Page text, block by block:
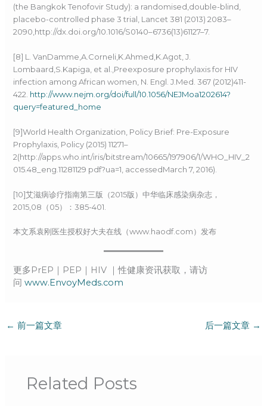
(the Bangkok Tenofovir Study): a randomised,double-blind,
placebo-controlled phase 3 trial, Lancet 381 (2013) 2083–
2090,http://dx.doi.org/10.1016/S0140–6736(13)61127–7.
[8] L. VanDamme,A.Corneli,K.Ahmed,K.Agot, J.
Lombaard,S.Kapiga, et al.,Preexposure prophylaxis for HIV
infection among African women, N. Engl. J.Med. 367 (2012)411-
422. http://www.nejm.org/doi/full/10.1056/NEJMoa1202614?
query=featured_home
[9]World Health Organization, Policy Brief: Pre-Exposure
Prophylaxis, Policy (2015) 11271–
2(http://apps.who.int/iris/bitstream/10665/197906/1/WHO_HIV_2
015.48_eng.11281129 pdf?ua=1, accessedMarch 7, 2016).
[10]艾滋病诊疗指南第三版（2015版）中华临床感染病杂志，
2015,08（05）：385-401.
本文系袁刚医生授权好大夫在线（www.haodf.com）发布
更多PrEP｜PEP｜HIV ｜性健康资讯获取，请访
问www.EnvoyMeds.com
← 前一篇文章 后一篇文章 →
Related Posts